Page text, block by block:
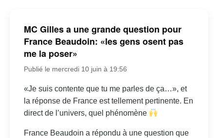
MC Gilles a une grande question pour
France Beaudoin: «les gens osent pas
me la poser»
Publié le mercredi 10 juin à 19:56
«Je suis contente que tu me parles de ça…», et
la réponse de France est tellement pertinente. En
direct de l’univers, quel phénomène
France Beaudoin a répondu à une question que